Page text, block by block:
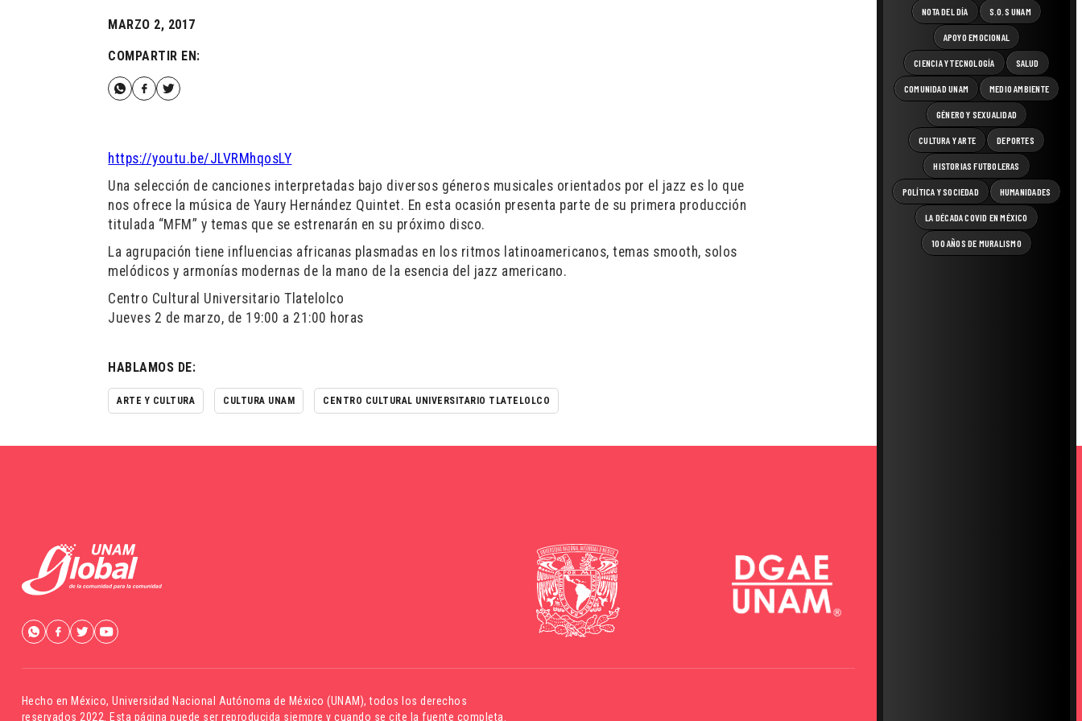
NOTA DEL DÍA S.O.S UNAM
APOYO EMOCIONAL
CIENCIA Y TECNOLOGÍA SALUD
COMUNIDAD UNAM MEDIO AMBIENTE
GÉNERO Y SEXUALIDAD
CULTURA Y ARTE DEPORTES
HISTORIAS FUTBOLERAS
POLÍTICA Y SOCIEDAD HUMANIDADES
LA DÉCADA COVID EN MÉXICO
100 AÑOS DE MURALISMO
MARZO 2, 2017
COMPARTIR EN:
https://youtu.be/JLVRMhqosLY
Una selección de canciones interpretadas bajo diversos géneros musicales orientados por el jazz es lo que
nos ofrece la música de Yaury Hernández Quintet. En esta ocasión presenta parte de su primera producción
titulada “MFM” y temas que se estrenarán en su próximo disco.
La agrupación tiene influencias africanas plasmadas en los ritmos latinoamericanos, temas smooth, solos
melódicos y armonías modernas de la mano de la esencia del jazz americano.
Centro Cultural Universitario Tlatelolco
Jueves 2 de marzo, de 19:00 a 21:00 horas
HABLAMOS DE:
ARTE Y CULTURA CULTURA UNAM CENTRO CULTURAL UNIVERSITARIO TLATELOLCO
Hecho en México,Universidad Nacional Autónoma de México (UNAM), todos los derechos
reservados 2022. Esta página puede ser reproducida siempre y cuando se cite la fuente completa.